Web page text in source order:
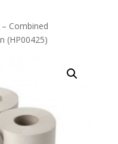
Combined
(HP00425)